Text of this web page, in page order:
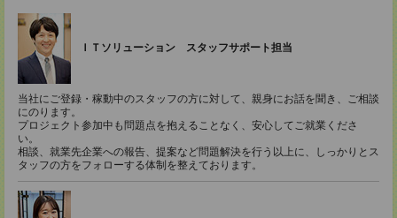
ＩＴソリューション スタッフサポート担当
当社にご登録・稼動中のスタッフの方に対して、親身にお話を聞き、ご相談
にのります。
プロジェクト参加中も問題点を抱えることなく、安心してご就業くださ
い。
相談、就業先企業への報告、提案など問題解決を行う以上に、しっかりとス
タッフの方をフォローする体制を整えております。